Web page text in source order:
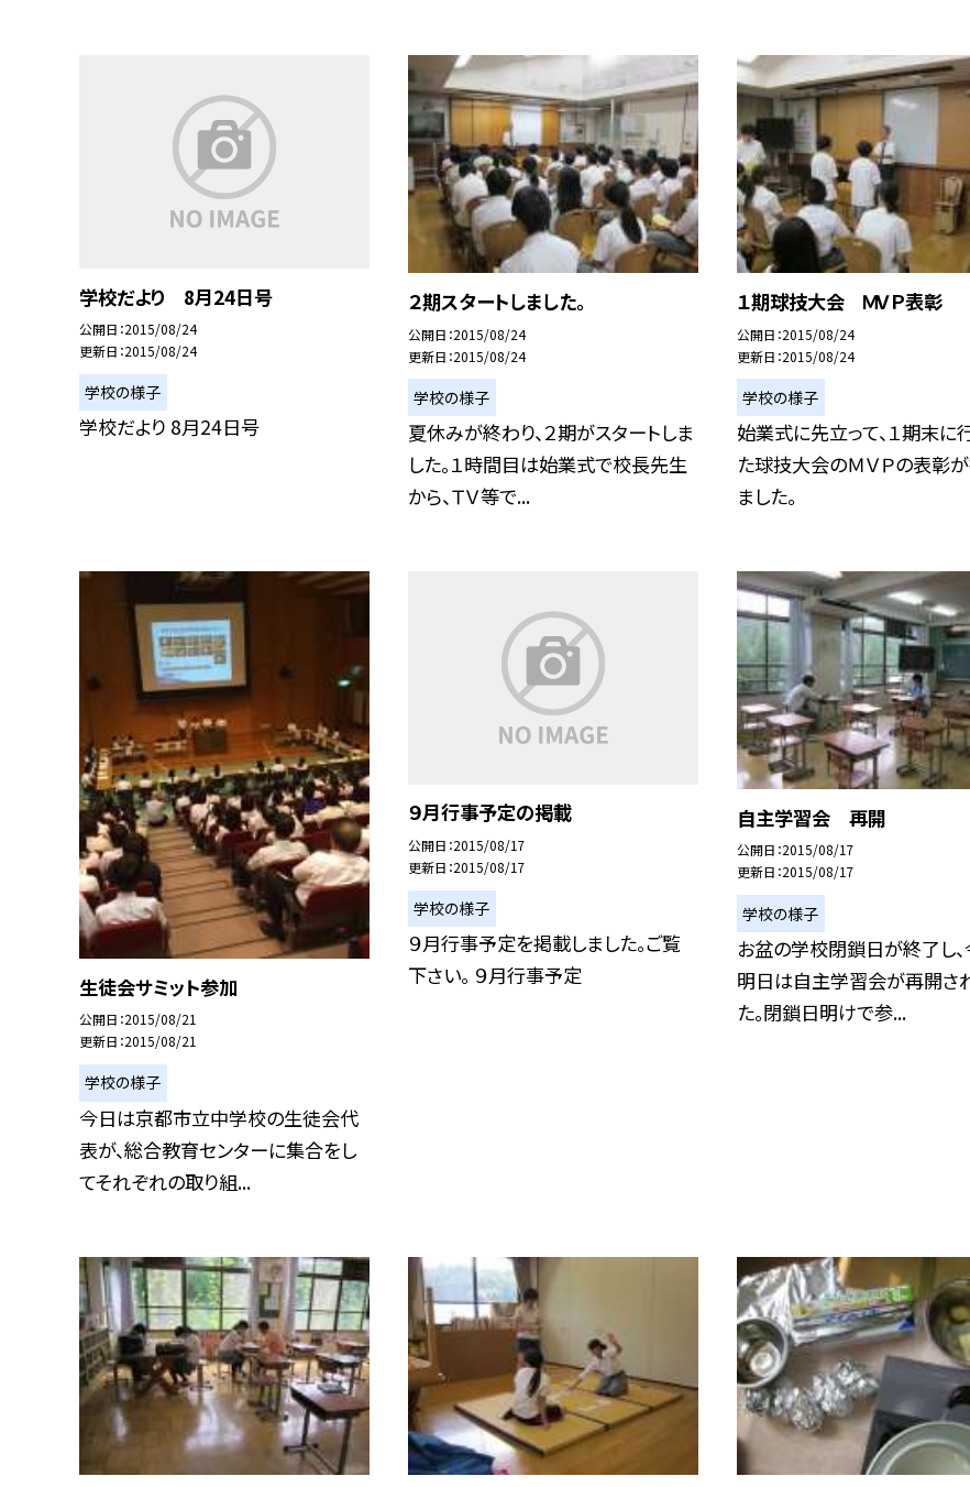
学校だより 8月24日号
公開日 2015/08/24
更新日 2015/08/24
学校の様子
学校だより 8月24日号
２期スタートしました。
公開日 2015/08/24
更新日 2015/08/24
学校の様子
夏休みが終わり、２期がスタートしま
した。１時間目は始業式で校長先生
から、ＴＶ等で...
１期球技大会 ＭＶＰ表彰
公開日 2015/08/24
更新日 2015/08/24
学校の様子
始業式に先立って、１期末に
た球技大会のＭＶＰの表彰
ました。
生徒会サミット参加
公開日 2015/08/21
更新日 2015/08/21
学校の様子
今日は京都市立中学校の生徒会代
表が、総合教育センターに集合をし
てそれぞれの取り組...
９月行事予定の掲載
公開日 2015/08/17
更新日 2015/08/17
学校の様子
９月行事予定を掲載しました。ご覧
下さい。 ９月行事予定
自主学習会 再開
公開日 2015/08/17
更新日 2015/08/17
学校の様子
お盆の学校閉鎖日が終了し、
明日は自主学習会が再開さ
た。閉鎖日明けで参...